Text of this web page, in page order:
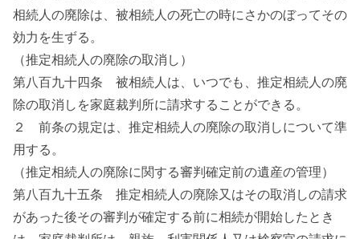
相続人の廃除は、被相続人の死亡の時にさかのぼってその
効力を生ずる。
（推定相続人の廃除の取消し）
第八百九十四条 被相続人は、いつでも、推定相続人の廃
除の取消しを家庭裁判所に請求することができる。
２ 前条の規定は、推定相続人の廃除の取消しについて準
用する。
（推定相続人の廃除に関する審判確定前の遺産の管理）
第八百九十五条 推定相続人の廃除又はその取消しの請求
があった後その審判が確定する前に相続が開始したとき